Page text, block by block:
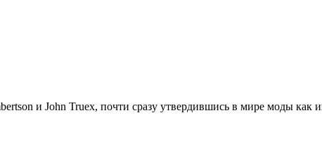
и John Truex, почти сразу утвердившись в мире моды